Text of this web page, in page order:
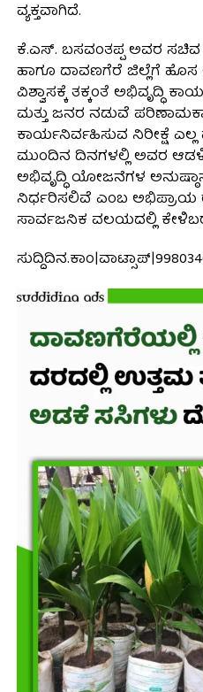
ವ್ಯಕ್ತವಾಗಿದೆ.
ಕೆ.ಎಸ್. ಬಸವಂತಪ್ಪ ಅವರ ಸಚಿವ
ಹಾಗೂ ದಾವಣಗೆರೆ ಜಿಲ್ಲೆಗೆ ಹೊಸ
ವಿಶ್ವಾಸಕ್ಕೆ ತಕ್ಕಂತೆ ಅಭಿವೃದ್ಧಿ
ಮತ್ತು ಜನರ ನಡುವೆ
ಕಾರ್ಯನಿರ್ವಹಿಸುವ ನಿರೀಕ್ಷೆ
ಮುಂದಿನ ದಿನಗಳಲ್ಲಿ ಅವರ
ಅಭಿವೃದ್ಧಿ ಯೋಜನೆಗಳ
ನಿರ್ಧರಿಸಲಿವೆ ಎಂಬ ಅಭಿಪ್ರಾಯ
ಸಾರ್ವಜನಿಕ ವಲಯದಲ್ಲಿ